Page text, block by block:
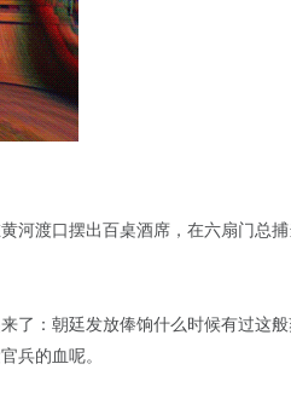
河渡口摆出百桌酒席，在六扇门总
了：朝廷发放俸饷什么时候有过这
兵的血呢。